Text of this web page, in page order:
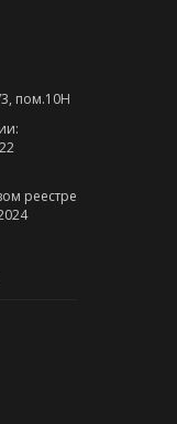
пом.10Н
реестре